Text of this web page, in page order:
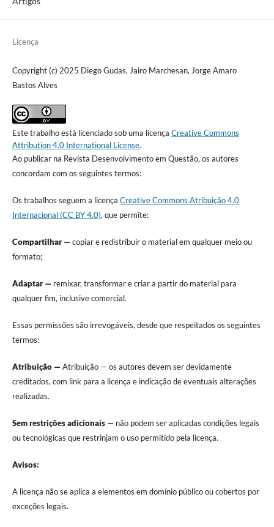
Licença
Copyright (c) 2025 Diego Gudas, Jairo Marchesan, Jorge Amaro
Bastos Alves
Este trabalho está licenciado sob uma licença Creative Commons
Attribution 4.0 International License.
Ao publicar na Revista Desenvolvimento em Questão, os autores
concordam com os seguintes termos:
Os trabalhos seguem a licença Creative Commons Atribuição 4.0
Internacional (CC BY 4.0), que permite:
Compartilhar — copiar e redistribuir o material em qualquer meio ou
formato;
Adaptar — remixar, transformar e criar a partir do material para
qualquer fim, inclusive comercial.
Essas permissões são irrevogáveis, desde que respeitados os seguintes
termos:
Atribuição — Atribuição — os autores devem ser devidamente
creditados, com link para a licença e indicação de eventuais alterações
realizadas.
Sem restrições adicionais — não podem ser aplicadas condições legais
ou tecnológicas que restrinjam o uso permitido pela licença.
Avisos:
A licença não se aplica a elementos em domínio público ou cobertos por
exceções legais.